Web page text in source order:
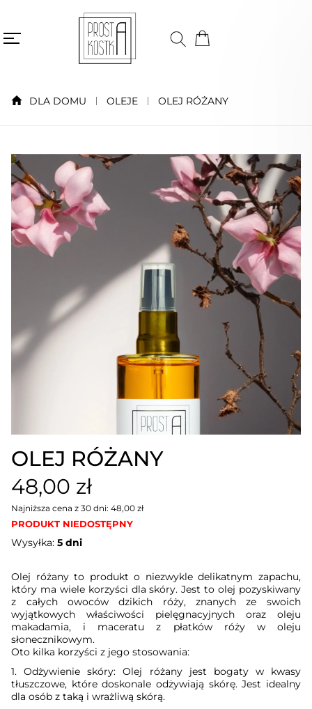
DLA DOMU OLEJE OLEJ RÓŻANY
OLEJ RÓŻANY
48,00 zł
Najniższa cena z 30 dni: 48,00 zł
PRODUKT NIEDOSTĘPNY
Wysyłka:5 dni
Olej różany to produkt o niezwykle delikatnym zapachu,
który ma wiele korzyści dla skóry. Jest to olej pozyskiwany
z całych owoców dzikich róży, znanych ze swoich
wyjątkowych właściwości pielęgnacyjnych oraz oleju
makadamia, i maceratu z płatków róży w oleju
słonecznikowym.
Oto kilka korzyści z jego stosowania:
1. Odżywienie skóry: Olej różany jest bogaty w kwasy
tłuszczowe, które doskonale odżywiają skórę. Jest idealny
dla osób z taką i wrażliwą skórą.